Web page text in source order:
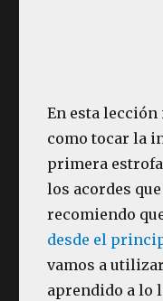
En esta lección
como tocar la
primera
los acordes
recomiendo
desde el
vamos a
aprendido a lo